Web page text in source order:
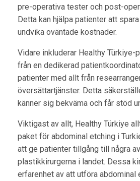
pre-operativa tester och post-
Detta kan hjälpa patienter att
undvika oväntade kostnader.
Vidare inkluderar Healthy Türkiye-
från en dedikerad
patienter med allt från
översättartjänster. Detta
känner sig bekväma och får stöd
Viktigast av allt, Healthy Türkiye
paket för abdominal etching i
att ge patienter tillgång till några
plastikkirurgerna i landet. Dessa
erfarenhet av att utföra abdominal